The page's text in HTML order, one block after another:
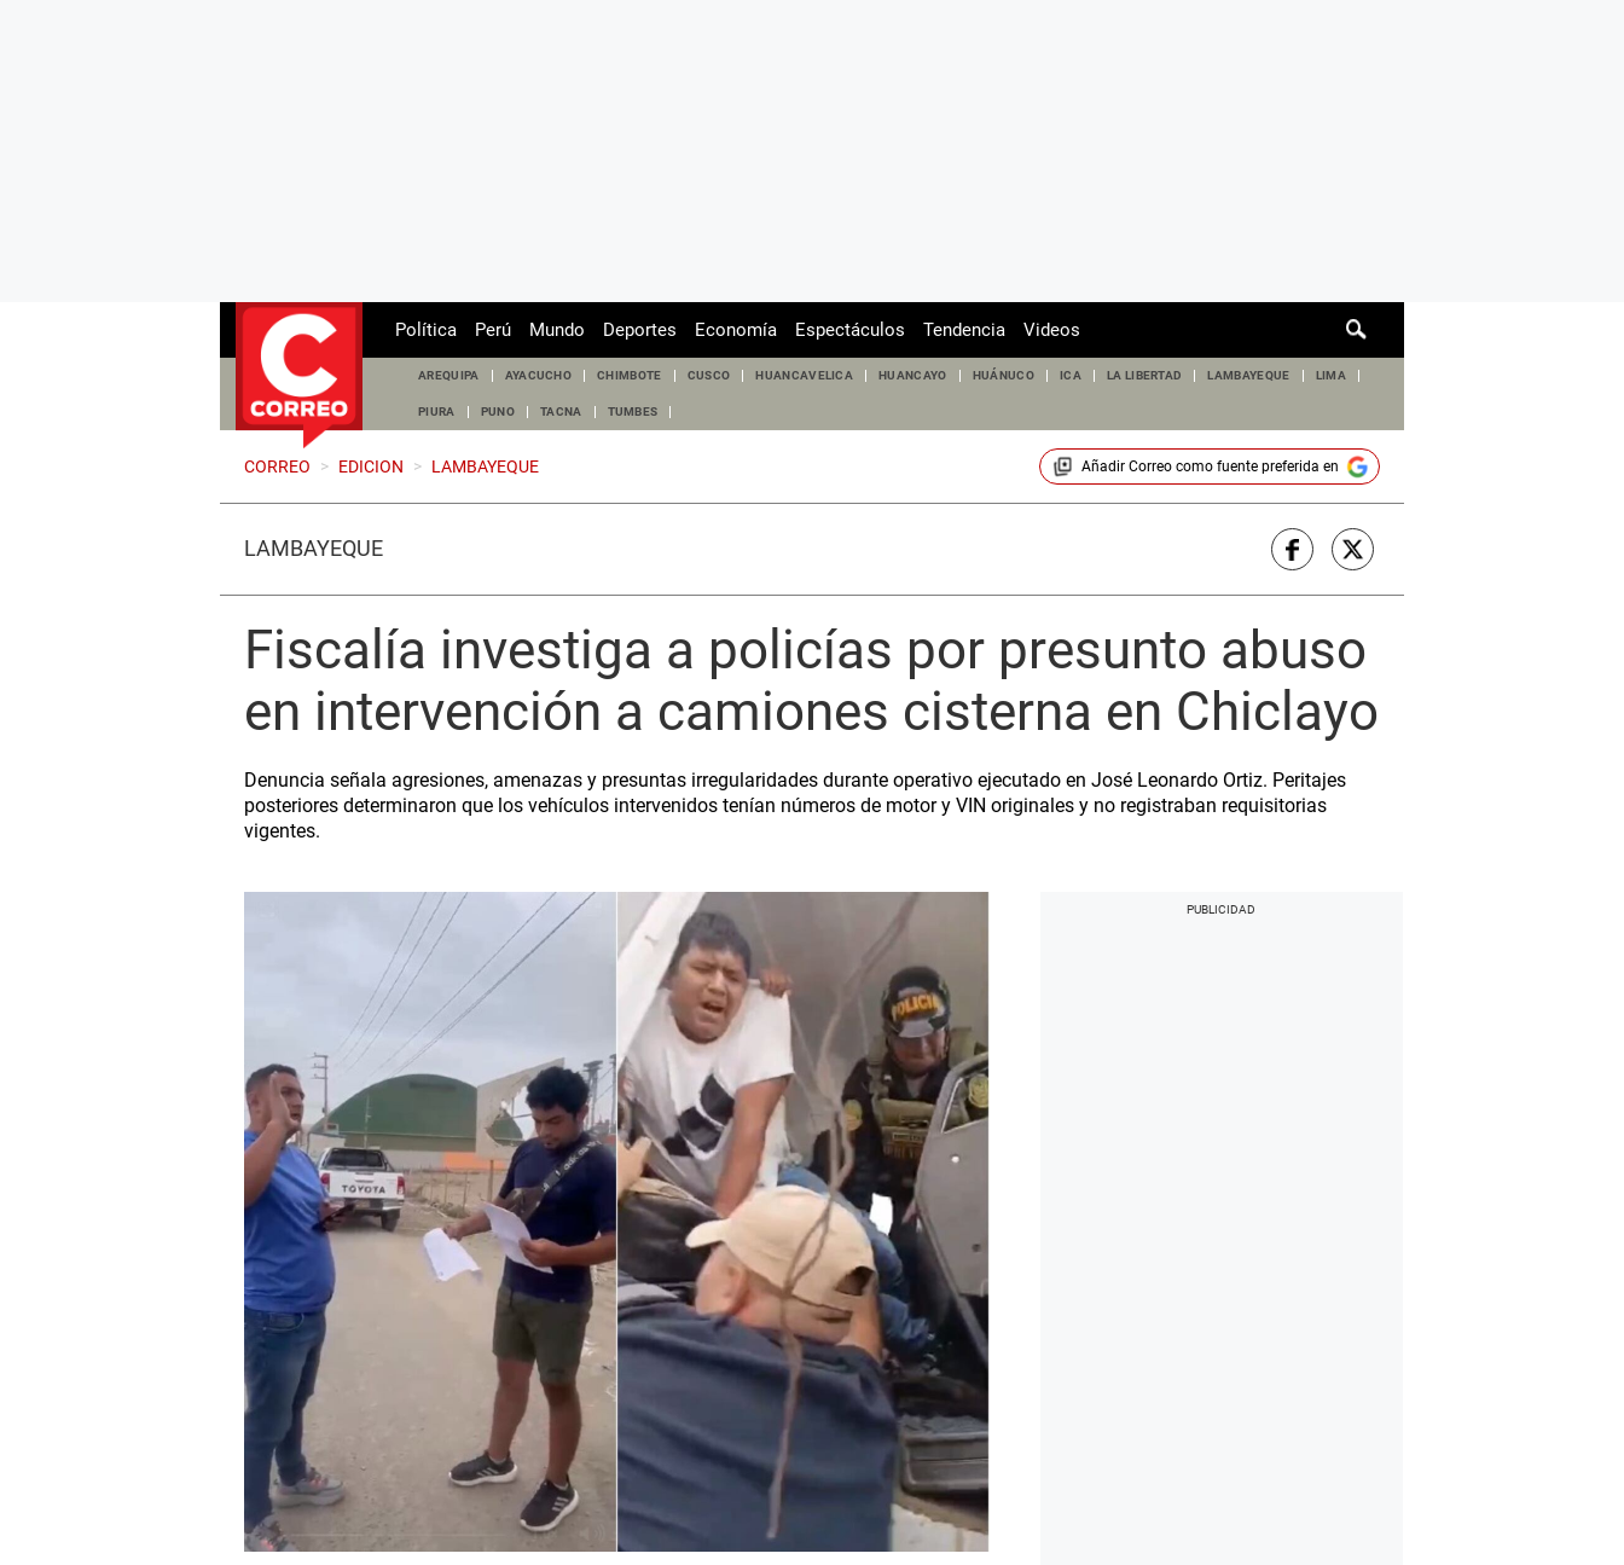
de
Política Perú Mundo Deportes Economía Espectáculos Tendencia Videos
AREQUIPA AYACUCHO CHIMBOTE CUSCO HUANCAVELICA HUANCAYO HUÁNUCO ICA LA LIBERTAD LAMBAYEQUE LIMA
PIURA PUNO TACNA TUMBES
CORREO > EDICION > LAMBAYEQUE Añadir Correocomo fuente preferida en
LAMBAYEQUE
Fiscalía investiga a policías por presunto abuso
en intervención a camiones cisterna en Chiclayo
Denuncia señala agresiones, amenazas y presuntas irregularidades durante operativo ejecutado en José Leonardo Ortiz. Peritajes
posteriores determinaron que los vehículos intervenidos tenían números de motor y VIN originales y no registraban requisitorias
vigentes.